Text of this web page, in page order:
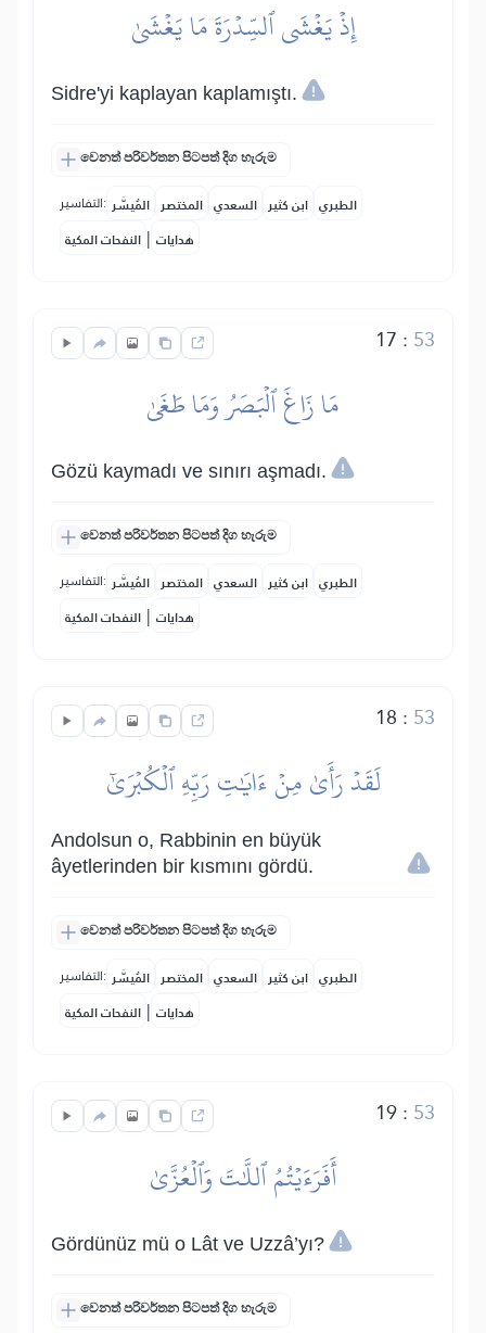
إِذۡ يَغۡشَى ٱلسِّدۡرَةَ مَا يَغۡشَىٰ
Sidre'yi kaplayan kaplamıştı.
වෙනත් පරිවර්තන පිටපත් දිග හැරුම
التفاسير: المُيسَّر المختصر السعدي ابن كثير الطبري
النفحات المكية | هدايات
17 : 53
مَا زَاغَ ٱلۡبَصَرُ وَمَا طَغَىٰ
Gözü kaymadı ve sınırı aşmadı.
වෙනත් පරිවර්තන පිටපත් දිග හැරුම
التفاسير: المُيسَّر المختصر السعدي ابن كثير الطبري
النفحات المكية | هدايات
18 : 53
لَقَدۡ رَأَىٰ مِنۡ ءَايَٰتِ رَبِّهِ ٱلۡكُبۡرَىٰٓ
Andolsun o, Rabbinin en büyük
âyetlerinden bir kısmını gördü.
වෙනත් පරිවර්තන පිටපත් දිග හැරුම
التفاسير: المُيسَّر المختصر السعدي ابن كثير الطبري
النفحات المكية | هدايات
19: 53
أَفَرَءَيۡتُمُ ٱللَّٰتَ وَٱلۡعُزَّىٰ
Gördünüz mü o Lât ve Uzzâ’yı?
වෙනත් පරිවර්තන පිටපත් දිග හැරුම